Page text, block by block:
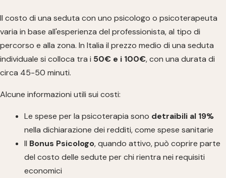
Il costo di una seduta con uno psicologo o psicoterapeuta
varia in base all'esperienza del professionista, al tipo di
percorso e alla zona. In Italia il prezzo medio di una seduta
individuale si colloca tra i 50€ e i 100€, con una durata di
circa 45-50 minuti.
Alcune informazioni utili sui costi:
Le spese per la psicoterapia sono detraibili al 19%
nella dichiarazione dei redditi, come spese sanitarie
Il Bonus Psicologo, quando attivo, può coprire parte
del costo delle sedute per chi rientra nei requisiti
economici